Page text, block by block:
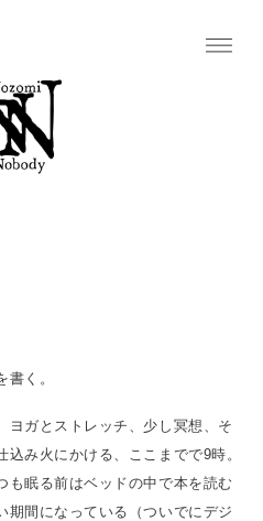
く。
ヨガとストレッチ、少し冥想、そ
み火にかける、ここまでで9時。
も眠る前はベッドの中で本を読む
期間になっている（ついでにデジ